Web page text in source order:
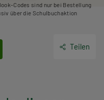
Codes sind nur bei Bestellung
über die Schulbuchaktion
Teilen